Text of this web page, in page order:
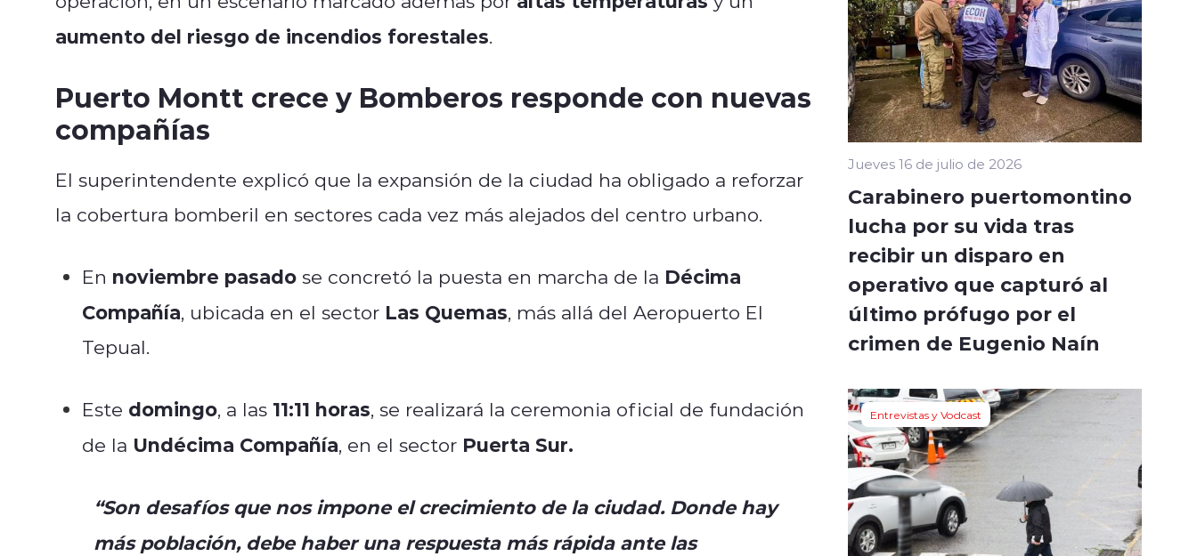
aumento del riesgo de incendios forestales.
Puerto Montt crece y Bomberos responde con nuevas
compañías
El superintendente explicó que la expansión de la ciudad ha obligado a reforzar
la cobertura bomberil en sectores cada vez más alejados del centro urbano.
En noviembre pasado se concretó la puesta en marcha de la Décima
Compañía, ubicada en el sector Las Quemas, más allá del Aeropuerto El
Tepual.
Este domingo, a las 11:11 horas, se realizará la ceremonia oficial de fundación
de la Undécima Compañía, en el sector Puerta Sur.
“Son desafíos que nos impone el crecimiento de la ciudad. Donde hay
más población, debe haber una respuesta más rápida ante las
Jueves 16 de julio de 2026
Carabinero puertomontino
lucha por su vida tras
recibir un disparo en
operativo que capturó al
último prófugo por el
crimen de Eugenio Naín
Entrevistas y Vodcast